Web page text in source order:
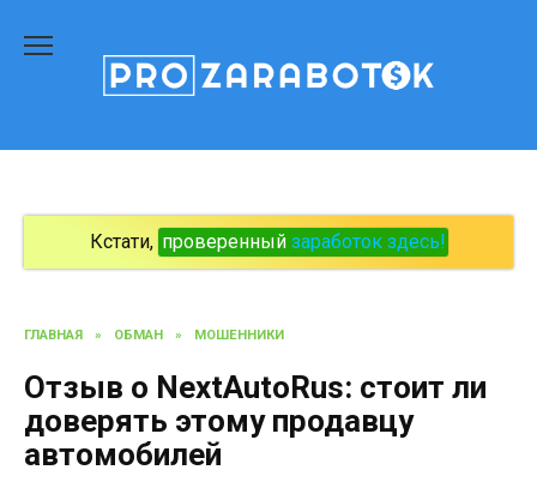
содержанию
Кстати, проверенный заработок здесь!
ГЛАВНАЯ » ОБМАН » МОШЕННИКИ
Отзыв о NextAutoRus: стоит ли
доверять этому продавцу
автомобилей